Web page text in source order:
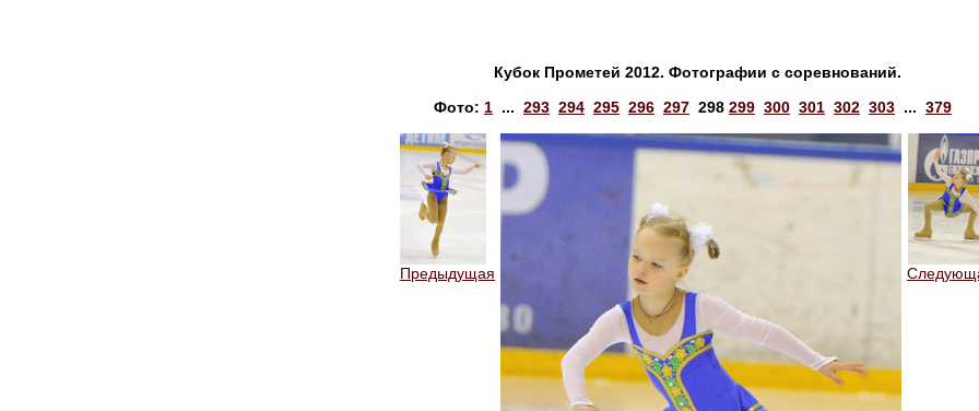
Кубок Прометей 2012. Фотографии с соревнований.
Фото: 1 ... 293 294 295 296 297 298 299 300 301 302 303 ... 379
Предыдущая